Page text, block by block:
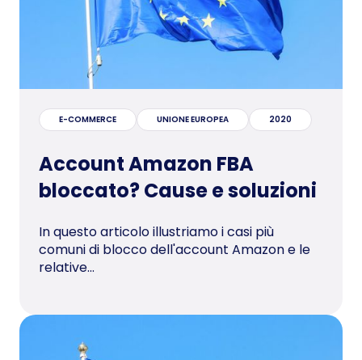
E-COMMERCE UNIONE EUROPEA 2020
Account Amazon FBA
bloccato? Cause e soluzioni
In questo articolo illustriamo i casi più
comuni di blocco dell'account Amazon e le
relative...